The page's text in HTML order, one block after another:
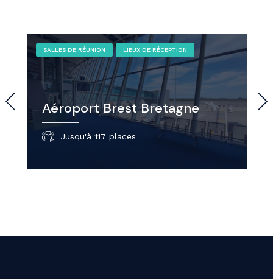
SALLES DE RÉUNION LIEUX DE RÉCEPTION
Aéroport Brest Bretagne
Jusqu'à 117 places